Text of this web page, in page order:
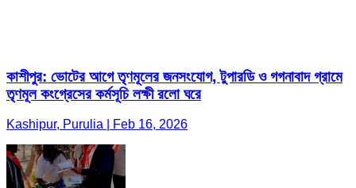
কাশীপুর: ভোটের আগে তৃণমূলের জনসংযোগ, টুপারডি ও গগনাবাদ গ্রামে
তৃণমূল কংগ্রেসের কর্মসূচি লক্ষী রলো ঘরে
Kashipur, Purulia | Feb 16, 2026